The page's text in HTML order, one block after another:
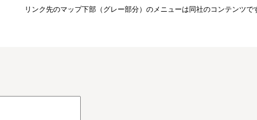
リンク先のマップ下部（グレー部分）のメニューは同社のコンテンツで